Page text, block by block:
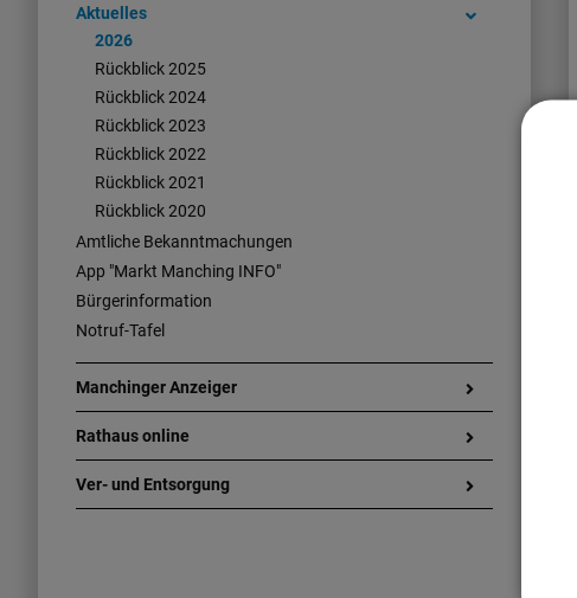
Aktuelles
2026
Rückblick 2025
Rückblick 2024
Rückblick 2023
Rückblick 2022
Rückblick 2021
Rückblick 2020
Amtliche Bekanntmachungen
App "Markt Manching INFO"
Bürgerinformation
Notruf-Tafel
Manchinger Anzeiger
Rathaus online
Ver- und Entsorgung